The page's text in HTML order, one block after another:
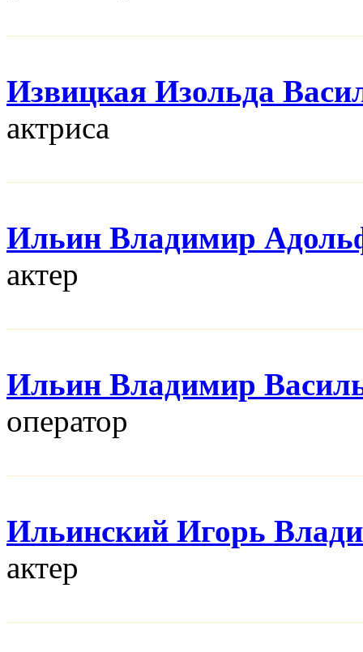
Извицкая Изольда
актриса
Ильин Владимир
актер
Ильин Владимир
оператор
Ильинский Игорь
актер